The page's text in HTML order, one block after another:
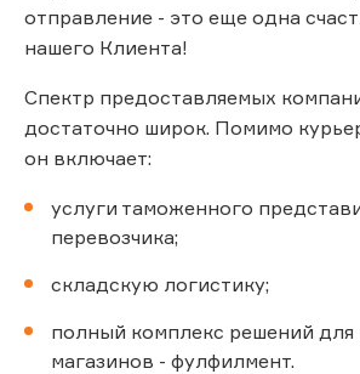
отправление - это еще одна
нашего Клиента!
Спектр предоставляемых
достаточно широк. Помимо
он включает:
услуги таможенного
перевозчика;
складскую логистику;
полный комплекс решений для
магазинов - фулфилмент.